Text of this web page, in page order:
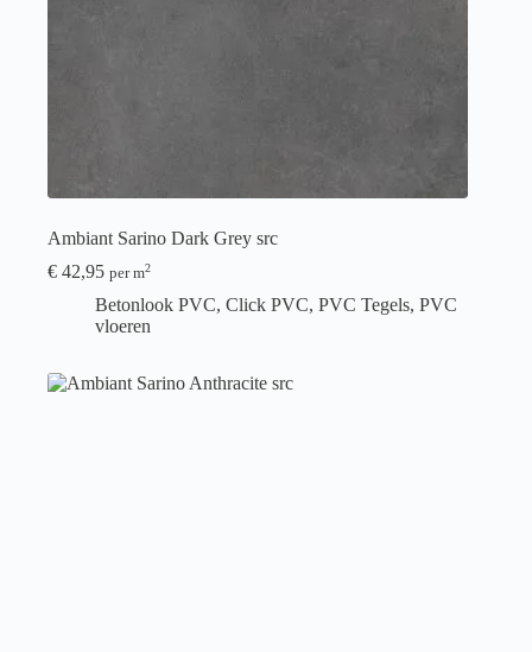
Ambiant Sarino Dark Grey src
€ 42,95 per m2
Betonlook PVC, Click PVC, PVC Tegels, PVC
vloeren